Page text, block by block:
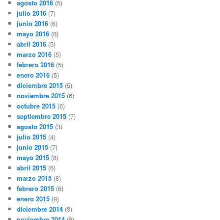
agosto 2016 (5)
julio 2016 (7)
junio 2016 (6)
mayo 2016 (6)
abril 2016 (5)
marzo 2016 (5)
febrero 2016 (5)
enero 2016 (5)
diciembre 2015 (5)
noviembre 2015 (6)
octubre 2015 (6)
septiembre 2015 (7)
agosto 2015 (3)
julio 2015 (4)
junio 2015 (7)
mayo 2015 (8)
abril 2015 (6)
marzo 2015 (8)
febrero 2015 (6)
enero 2015 (9)
diciembre 2014 (8)